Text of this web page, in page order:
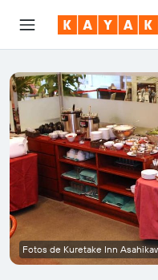
Fotos de Kuretake Inn